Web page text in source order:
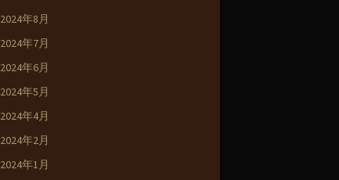
2024年8月
2024年7月
2024年6月
2024年5月
2024年4月
2024年2月
2024年1月